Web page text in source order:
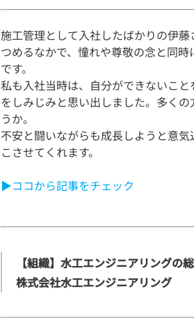
施工管理として入社したばかりの伊
つめるなかで、憧れや尊敬の念と同
です。
私も入社当時は、自分ができないこ
をしみじみと思い出しました。多く
うか。
不安と闘いながらも成長しようと意
▶ココから記事をチェック
【組織】水工エンジニアリングの
株式会社水工エンジニアリング